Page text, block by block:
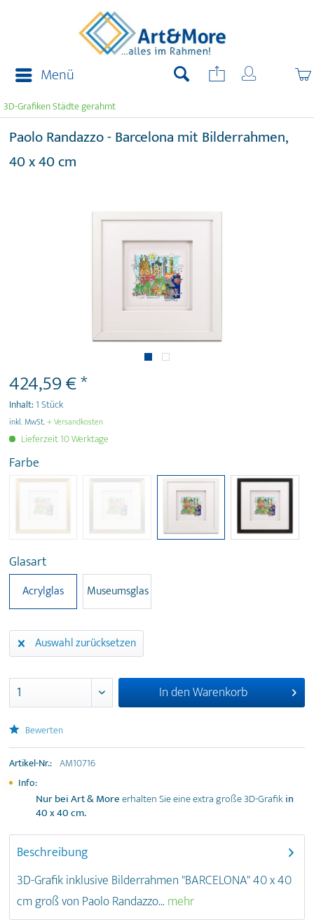
Menü
3D-Grafiken Städte gerahmt
Paolo Randazzo - Barcelona mit Bilderrahmen,
40 x 40 cm
424,59 € *
Inhalt:1 Stück
inkl. MwSt.+ Versandkosten
Lieferzeit 10 Werktage
Farbe
Glasart
Acrylglas Museumsglas
Auswahl zurücksetzen
In denWarenkorb
Bewerten
Artikel-Nr.: AM10716
Info:
Nur bei Art & Moreerhalten Sie eine extra große 3D-Grafikin
40 x 40 cm.
Beschreibung
3D-Grafik inklusive Bilderrahmen "BARCELONA" 40 x 40
cm groß von Paolo Randazzo... mehr